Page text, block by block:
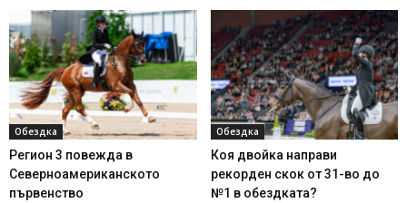
Обездка
Регион 3 повежда в
Северноамериканското
първенство
Обездка
Коя двойка направи
рекорден скок от 31-во до
№1 в обездката?